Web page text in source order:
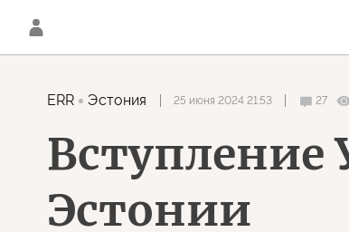
ERR Эстония 25 июня 2024 21:53 27
Вступление
Эстонии